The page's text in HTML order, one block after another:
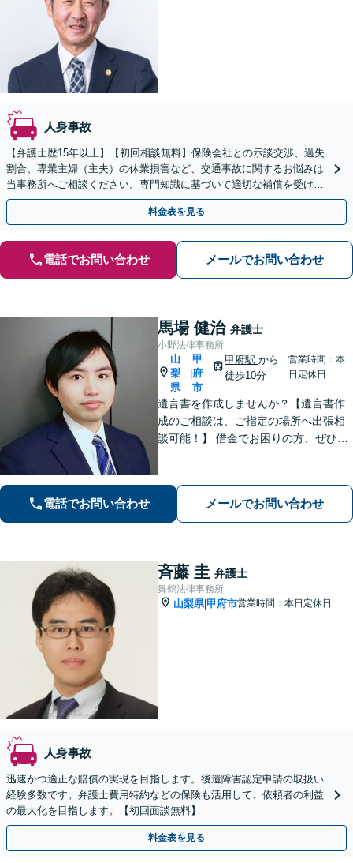
人身事故
【弁護士歴15年以上】【初回相談無料】保険会社との示談交渉、過失
割合、専業主婦（主夫）の休業損害など、交通事故に関するお悩みは
当事務所へご相談ください。専門知識に基づいて適切な補償を受けら
れるよう、状況に応じた最善の方法をご提案します。
料金表を見る
電話でお問い合わせ メールでお問い合わせ
馬場 健治 弁護士
小野法律事務所
山
梨
県
甲
府
市
甲府駅 から
徒歩10分
営業時間：本
日定休日
遺言書を作成しませんか？【遺言書作
成のご相談は、ご指定の場所へ出張相
談可能！】 借金でお困りの方、ぜひご
可能。借金問題で困ったらまず相談
電話でお問い合わせ メールでお問い合わせ
斉藤 圭 弁護士
舞鶴法律事務所
山梨県|甲府市営業時間：本日定休日
人身事故
迅速かつ適正な賠償の実現を目指します。後遺障害認定申請の取扱い
経験多数です。弁護士費用特約などの保険も活用して、依頼者の利益
の最大化を目指します。【初回面談無料】
料金表を見る